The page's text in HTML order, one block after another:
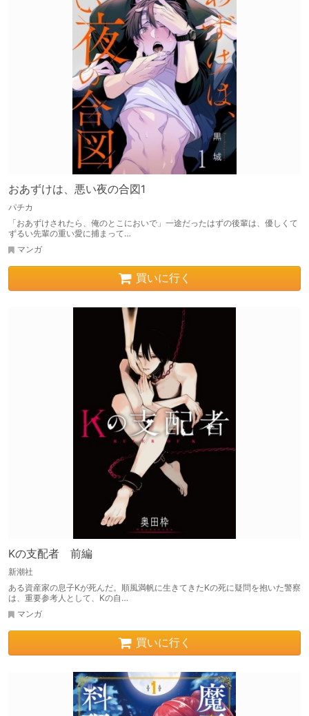
おあずけは、悪い夜の合図1
パチカ
「おあずけされたら、俺のとこにおいで」一途だったはずの後輩は、優しくて
ずるい先輩の重い愛に捕まって…
マンガ
買いに行く
Kの支配者 前編
新潮社
ある資産家の息子Kが死んだ。順風満帆に生きてきたKの死に疑問を抱いた警察
は、重要参考人として、Kの自…
マンガ
買いに行く